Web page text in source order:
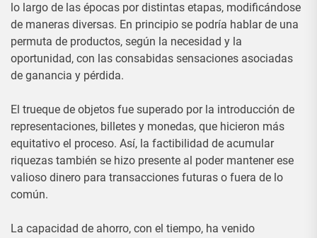
lo largo de las épocas por distintas etapas, modificándose
de maneras diversas. En principio se podría hablar de una
permuta de productos, según la necesidad y la
oportunidad, con las consabidas sensaciones asociadas
de ganancia y pérdida.
El trueque de objetos fue superado por la introducción de
representaciones, billetes y monedas, que hicieron más
equitativo el proceso. Así, la factibilidad de acumular
riquezas también se hizo presente al poder mantener ese
valioso dinero para transacciones futuras o fuera de lo
común.
La capacidad de ahorro, con el tiempo, ha venido